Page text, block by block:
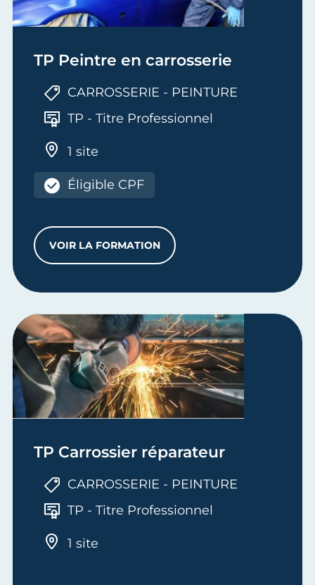
TP Peintre en carrosserie
CARROSSERIE - PEINTURE
TP - Titre Professionnel
1 site
Éligible CPF
VOIR LA FORMATIONTP PEINTRE EN CARROSSERIE
TP Carrossier réparateur
CARROSSERIE - PEINTURE
TP - Titre Professionnel
1 site